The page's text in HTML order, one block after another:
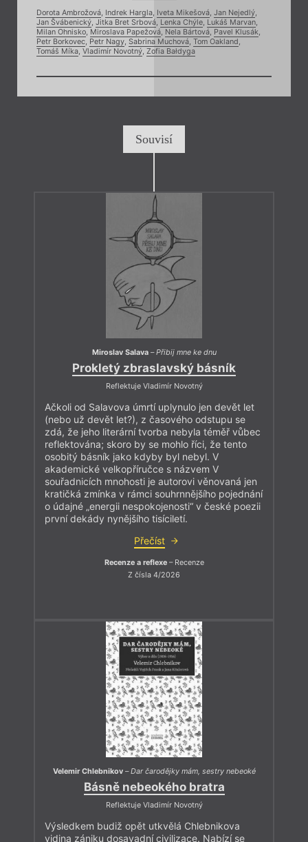
Dorota Ambrožová, Indrek Hargla, Iveta Mikešová, Jan Nejedlý,
Jan Švábenický, Jitka Bret Srbová, Lenka Chýle, Lukáš Marvan,
Milan Ohnisko, Miroslava Papežová, Nela Bártová, Pavel Klusák,
Petr Borkovec, Petr Nagy, Sabrina Muchová, Tom Oakland ,
Tomáš Míka, Vladimír Novotný, Zofia Bałdyga
Souvisí
Miroslav Salava–Přibij mne ke dnu
Prokletý zbraslavský básník
Reflektuje Vladimír Novotný
Ačkoli od Salavova úmrtí uplynulo jen devět let
(nebo už devět let?), z časového odstupu se
zdá, že jeho literární tvorba nebyla téměř vůbec
reflektována; skoro by se mohlo říci, že tento
osobitý básník jako kdyby byl nebyl. V
akademické velkopříručce s názvem V
souřadnicích mnohosti je autorovi věnovaná jen
kratičká zmínka v rámci souhrnnějšího pojednání
o údajné „energii nespokojenosti“ v české poezii
první dekády nynějšího tisíciletí.
Přečíst
Recenze a reflexe– Recenze
Z čísla 4/2026
Velemir Chlebnikov–Dar čarodějky mám, sestry nebeoké
Básně nebeokého bratra
Reflektuje Vladimír Novotný
Výsledkem budiž opět utkvělá Chlebnikova
vidina zániku dosavadní civilizace. Nabízí se